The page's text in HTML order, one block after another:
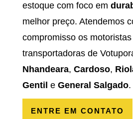
estoque com foco em
melhor preço. Atendemos
compromisso os
transportadoras de
Nhandeara, Cardoso,
Gentil e General Salgado.
ENTRE EM CONTATO